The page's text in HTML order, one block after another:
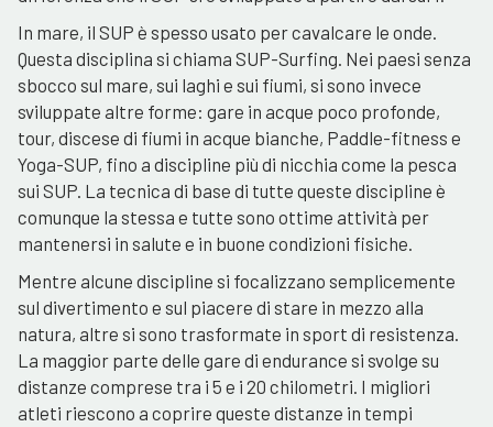
In mare, il SUP è spesso usato per cavalcare le onde.
Questa disciplina si chiama SUP-Surfing. Nei paesi senza
sbocco sul mare, sui laghi e sui fiumi, si sono invece
sviluppate altre forme: gare in acque poco profonde,
tour, discese di fiumi in acque bianche, Paddle-fitness e
Yoga-SUP, fino a discipline più di nicchia come la pesca
sui SUP. La tecnica di base di tutte queste discipline è
comunque la stessa e tutte sono ottime attività per
mantenersi in salute e in buone condizioni fisiche.
Mentre alcune discipline si focalizzano semplicemente
sul divertimento e sul piacere di stare in mezzo alla
natura, altre si sono trasformate in sport di resistenza.
La maggior parte delle gare di endurance si svolge su
distanze comprese tra i 5 e i 20 chilometri. I migliori
atleti riescono a coprire queste distanze in tempi